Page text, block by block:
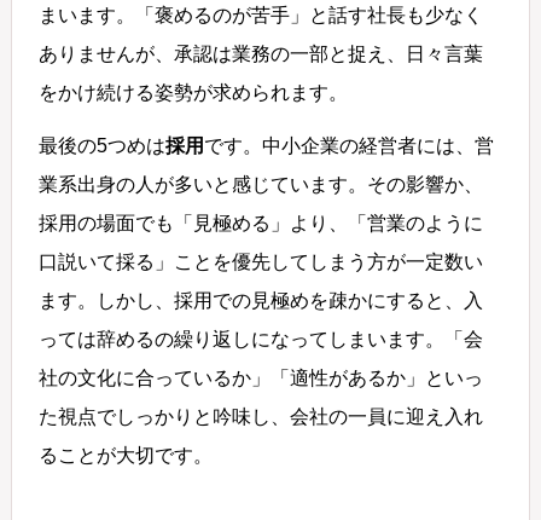
まいます。「褒めるのが苦手」と話す社長も少なく
ありませんが、承認は業務の一部と捉え、日々言葉
をかけ続ける姿勢が求められます。
最後の5つめは採用 です。中小企業の経営者には、営
業系出身の人が多いと感じています。その影響か、
採用の場面でも「見極める」より、「営業のように
口説いて採る」ことを優先してしまう方が一定数い
ます。しかし、採用での見極めを疎かにすると、入
っては辞めるの繰り返しになってしまいます。「会
社の文化に合っているか」「適性があるか」といっ
た視点でしっかりと吟味し、会社の一員に迎え入れ
ることが大切です。